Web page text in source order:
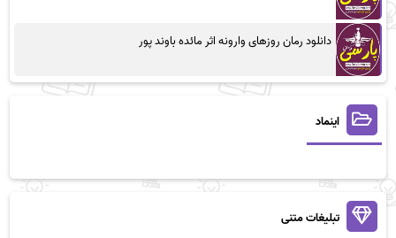
دانلود رمان روزهای وارونه اثر مائده باوند پور
اینماد
تبلیغات متنی